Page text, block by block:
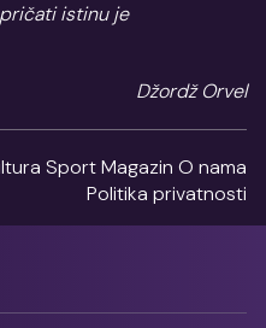
istinu je
Džordž Orvel
SportMagazin O nama
Politika privatnosti